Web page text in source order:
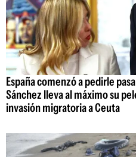
España comenzó a pedirle
Sánchez lleva al máximo su
invasión migratoria a Ceuta